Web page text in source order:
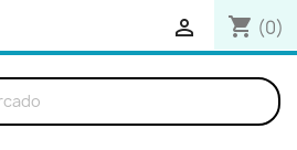
shopping_cart (0)
